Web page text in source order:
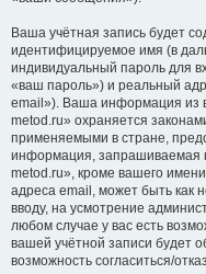
Ваша учётная запись будет
идентифицируемое имя (в
индивидуальный пароль для
«ваш пароль») и реальный
email»). Ваша информация из
metod.ru» охраняется
применяемыми в стране,
информация, запрашиваемая
metod.ru», кроме вашего
адреса email, может быть как
вводу, на усмотрение
любом случае у вас есть
вашей учётной записи будет
возможность согласиться/